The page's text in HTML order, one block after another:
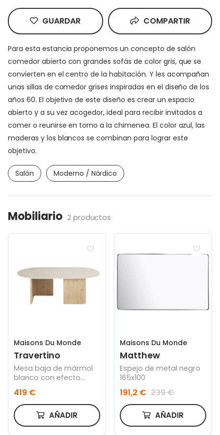
GUARDAR COMPARTIR
Para esta estancia proponemos un concepto de salón
comedor abierto con grandes sofás de color gris, que se
convierten en el centro de la habitación. Y les acompañan
unas sillas de comedor grises inspiradas en el diseño de los
años 60. El objetivo de este diseño es crear un espacio
abierto y a su vez acogedor, ideal para recibir invitados a
comer o reunirse en torno a la chimenea. El color azul, las
maderas y los blancos se combinan para lograr este
objetivo.
Salón Moderno / Nórdico
Mobiliario 2 productos
Maisons Du Monde
Travertino
Mesa baja de mármol
blanco con efecto
travertino y madera de
mango maciza
419 €
AÑADIR
Maisons Du Monde
Matthew
Espejo de metal negro
165x100
191,2 € 239 €
AÑADIR